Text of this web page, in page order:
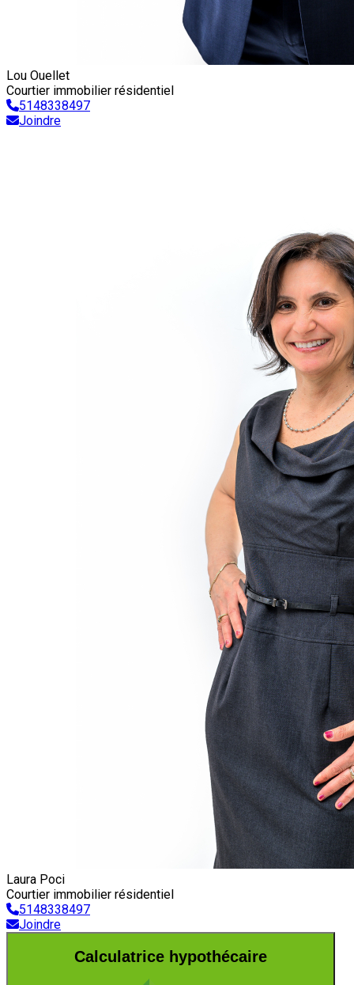
Lou Ouellet
Courtier immobilier résidentiel
5148338497
Joindre
Laura Poci
Courtier immobilier résidentiel
5148338497
Joindre
Calculatrice hypothécaire